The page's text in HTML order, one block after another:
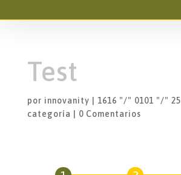
Test
por innovanity 1616 "/" 0101 "/" 25
categoría
0 Comentarios